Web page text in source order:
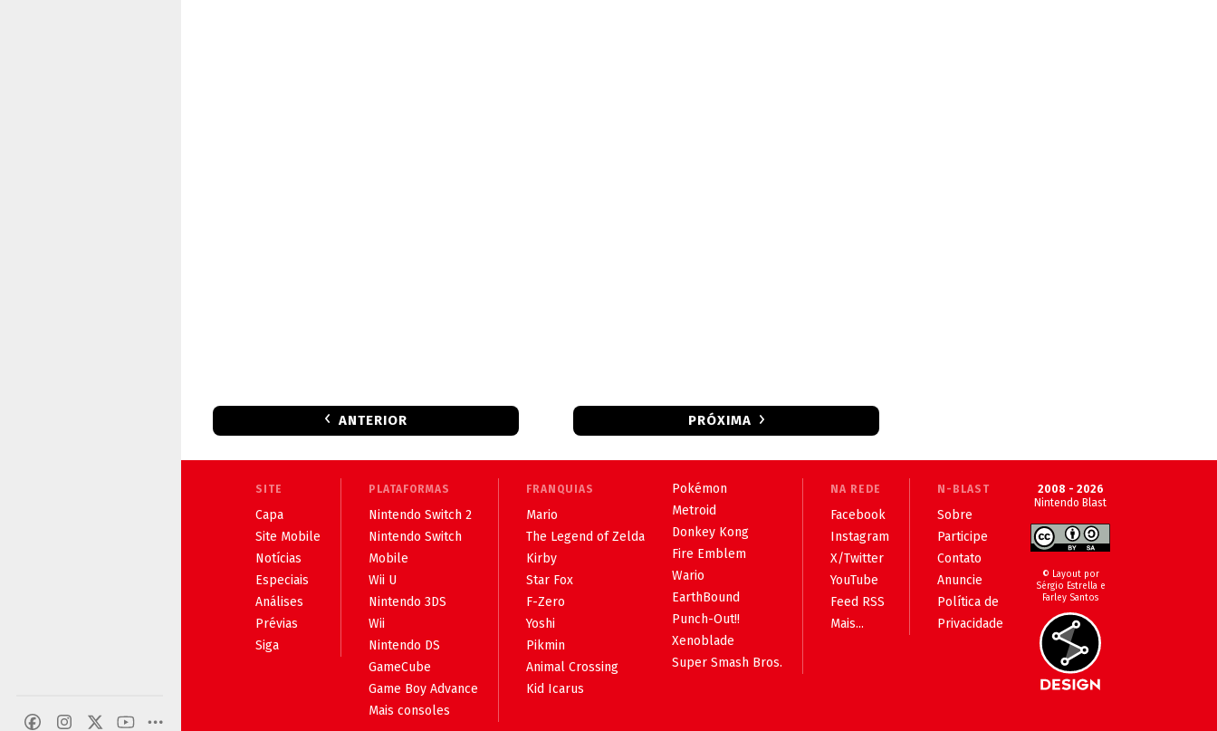
ANTERIOR PRÓXIMA
SITE
Capa
Site Mobile
Notícias
Especiais
Análises
Prévias
Siga
PLATAFORMAS
Nintendo Switch 2
Nintendo Switch
Mobile
Wii U
Nintendo 3DS
Wii
Nintendo DS
GameCube
Game Boy Advance
Mais consoles
FRANQUIAS
Mario
The Legend of Zelda
Kirby
Star Fox
F-Zero
Yoshi
Pikmin
Animal Crossing
Kid Icarus
Pokémon
Metroid
Donkey Kong
Fire Emblem
Wario
EarthBound
Punch-Out!!
Xenoblade
Super Smash Bros.
NA REDE
Facebook
Instagram
X/Twitter
YouTube
Feed RSS
Mais...
N-BLAST
Sobre
Participe
Contato
Anuncie
Política de
Privacidade
2008 - 2026
Nintendo Blast
© Layout por
Sérgio Estrella e
Farley Santos